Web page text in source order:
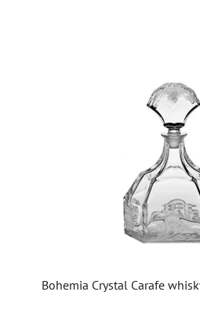
Bohemia Crystal Carafe